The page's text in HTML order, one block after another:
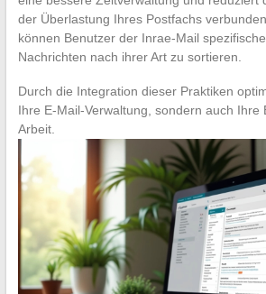
der Überlastung Ihres Postfachs
können Benutzer der Inrae-Mail
Nachrichten nach ihrer Art zu sortieren.
Durch die Integration dieser Praktiken
Ihre E-Mail-Verwaltung, sondern auch Ihre
Arbeit.